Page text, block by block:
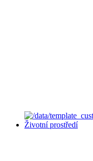
Životní prostředí